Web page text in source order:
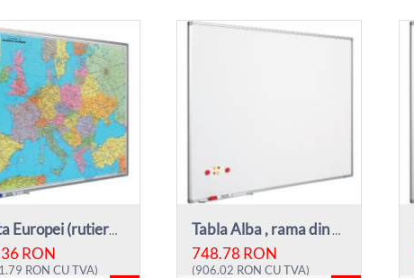
Harta Europei (rutiera administrativa), r...
RON
RON CU TVA)
Tabla Alba , rama din aluminiu, 120 x 180...
748.78 RON
(906.02 RON CU TVA)